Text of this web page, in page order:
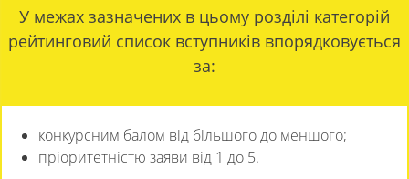
У межах зазначених в цьому розділі категорій
рейтинговий список вступників впорядковується
за:
конкурсним балом від більшого до меншого;
пріоритетністю заяви від 1 до 5.